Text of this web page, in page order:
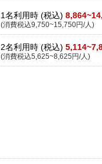
1名利用時 (税込)
(消費税込9,750~15,750円/人)
2名利用時 (税込)
(消費税込5,625~8,625円/人)